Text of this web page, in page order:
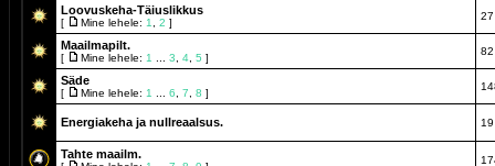
Loovuskeha-Täiuslikkus
[ Mine lehele: 1 2 ]
27
Maailmapilt.
[ Mine lehele: 1 3 4 5 ]
82
Säde
[ Mine lehele: 1 6 7 8 ]
Energiakeha ja nullreaalsus. 19
Tahte maailm.